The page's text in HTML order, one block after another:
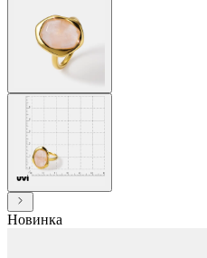
Новинка